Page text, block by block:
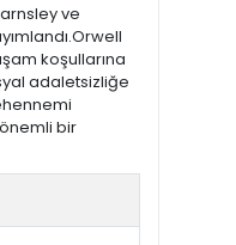
ve
koşullarına
adaletsizliğe
bir